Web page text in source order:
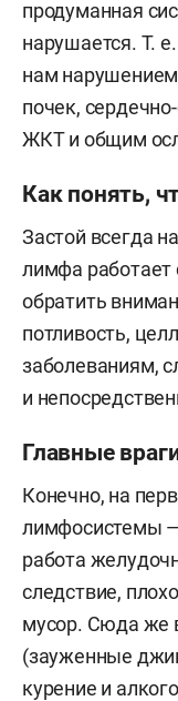
продуманная
нарушается. Т.
нам нарушением
почек,
ЖКТ и общим
Как понять,
Застой всегда
лимфа работает
обратить
потливость,
заболеваниям,
и
Главные
Конечно, на
лимфосистемы
работа
следствие,
мусор. Сюда же
(зауженные
курение и